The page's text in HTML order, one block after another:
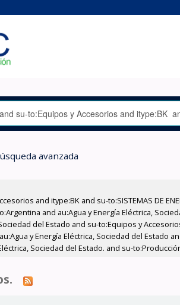
avanzada
and itype:BK and su-to:SISTEMAS DE
and au:Agua y Energía Eléctrica,
del Estado and su-to:Equipos y
y Energía Eléctrica, Sociedad del Estado
Sociedad del Estado. and su-